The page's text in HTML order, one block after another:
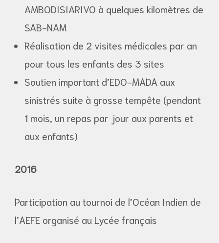
AMBODISIARIVO à quelques kilomètres de
SAB-NAM
Réalisation de 2 visites médicales par an
pour tous les enfants des 3 sites
Soutien important d’EDO-MADA aux
sinistrés suite à grosse tempête (pendant
1 mois, un repas par jour aux parents et
aux enfants)
2016
Participation au tournoi de l’Océan Indien de
l’AEFE organisé au Lycée français